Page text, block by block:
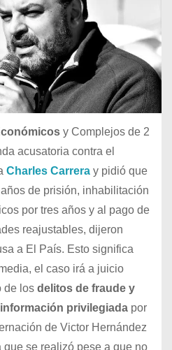
y Complejos de 2
acusatoria contra el
Charles Carreray pidió que
de prisión, inhabilitación
por tres años y al pago de
reajustables, dijeron
a El País. Esto significa
el caso irá a juicio
de los delitos de fraude y
privilegiadapor
de Victor Hernández
se realizó pese a que no